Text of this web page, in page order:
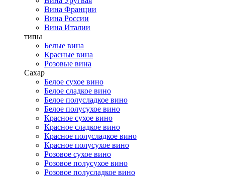
Вина Франции
Вина России
Вина Италии
типы
Белые вина
Красные вина
Розовые вина
Сахар
Белое сухое вино
Белое сладкое вино
Белое полусладкое вино
Белое полусухое вино
Красное сухое вино
Красное сладкое вино
Красное полусладкое вино
Красное полусухое вино
Розовое сухое вино
Розовое полусухое вино
Розовое полусладкое вино